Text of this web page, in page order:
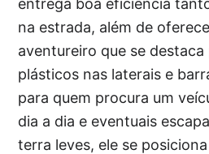
entrega boa eficiência
na estrada, além de
aventureiro que se destaca
plásticos nas laterais e
para quem procura um
dia a dia e eventuais
terra leves, ele se